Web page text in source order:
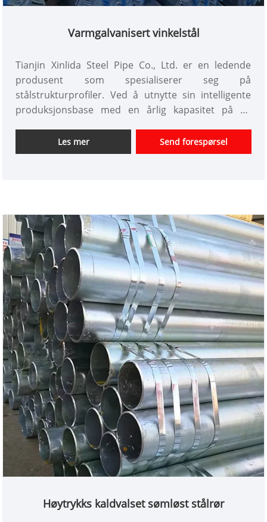
Varmgalvanisert vinkelstål
Tianjin Xinlida Steel Pipe Co., Ltd. er en ledende
produsent som spesialiserer seg på
stålstrukturprofiler. Ved å utnytte sin intelligente
produksjonsbase med en årlig kapasitet på 50
som integrerer innenlandsk produksjon,
utenlandske baser og global handel, tilbyr selskapet
og andre oversjøiske markeder, for å møte
anskaffelsesbehovene til ulike store innenlandske
og internasjonale prosjekter. Selskapet har formelle
import- og eksportkvalifikasjoner og følger
internasjonale produksjonsstandarder gjennom
hele prosessen, fra valg av råvarer til
kvalitetskontroll av ferdige produkter. Med stabil
produktkvalitet og effektive forsyningstjenester har
den oppnådd langsiktig tillit fra nasjonale og
internasjonale kjøpere, noe som gjør den til en
pålitelig leverandør av stålkonstruksjonsmaterialer
for ingeniørprosjekter.
Les mer Send forespørsel
Høytrykks kaldvalset sømløst stålrør